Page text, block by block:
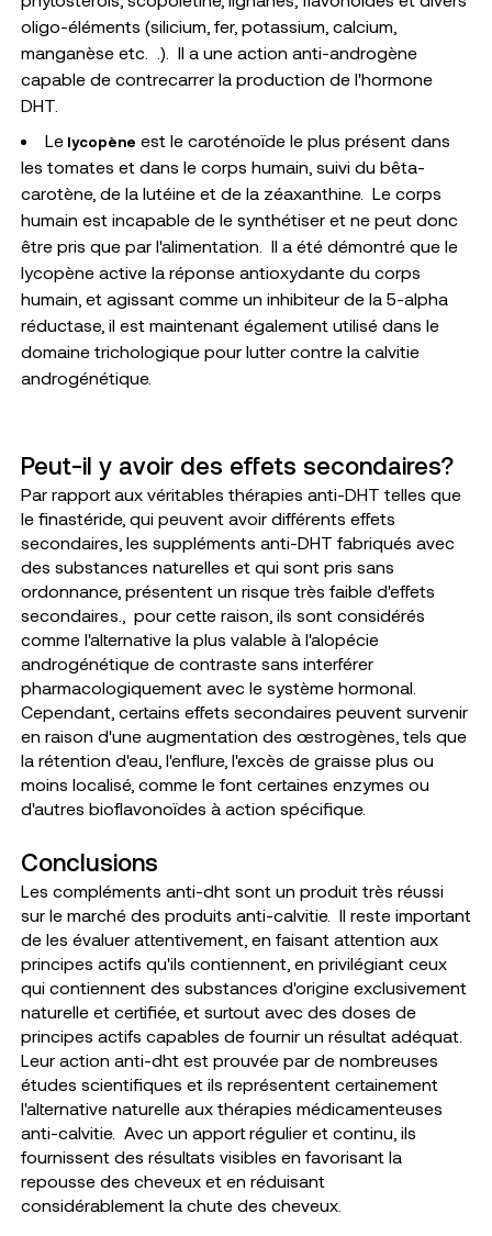
oligo-éléments (silicium, fer, potassium, calcium,
manganèse etc.
.).
Il a une action anti-androgène
capable de contrecarrer la production de l'hormone
DHT.
Lelycopène est le caroténoïde le plus présent dans
les tomates et dans le corps humain, suivi du bêta-
carotène, de la lutéine et de la zéaxanthine. Le corps
humain est incapable de le synthétiser et ne peut donc
être pris que par l'alimentation.
Il a été démontré que le
lycopène active la réponse antioxydante du corps
humain, et agissant comme un inhibiteur de la 5-alpha
réductase, il est maintenant également utilisé dans le
domaine trichologique pour lutter contre la calvitie
androgénétique.
Peut-il y avoir des effets secondaires?
Par rapport aux véritables thérapies anti-DHT telles que
le finastéride, qui peuvent avoir différents effets
secondaires, les suppléments anti-DHT fabriqués avec
des substances naturelles et qui sont pris sans
ordonnance, présentent un risque très faible d'effets
secondaires.,
pour cette raison, ils sont considérés
comme l'alternative la plus valable à l'alopécie
androgénétique de contraste sans interférer
pharmacologiquement avec le système hormonal.
Cependant, certains effets secondaires peuvent survenir
en raison d'une augmentation des œstrogènes, tels que
la rétention d'eau, l'enflure, l'excès de graisse plus ou
moins localisé, comme le font certaines enzymes ou
d'autres bioflavonoïdes à action spécifique.
Conclusions
Les compléments anti-dht sont un produit très réussi
sur le marché des produits anti-calvitie. Il reste important
de les évaluer attentivement, en faisant attention aux
principes actifs qu'ils contiennent, en privilégiant ceux
qui contiennent des substances d'origine exclusivement
naturelle et certifiée, et surtout avec des doses de
principes actifs capables de fournir un résultat adéquat.
Leur action anti-dht est prouvée par de nombreuses
études scientifiques et ils représentent certainement
l'alternative naturelle aux thérapies médicamenteuses
anti-calvitie. Avec un apport régulier et continu, ils
fournissent des résultats visibles en favorisant la
repousse des cheveux et en réduisant
considérablement la chute des cheveux.